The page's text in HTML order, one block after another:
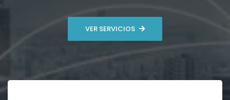
VER SERVICIOS